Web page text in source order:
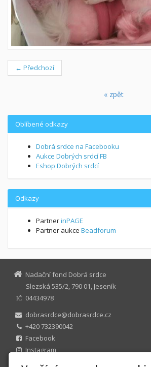
← Předchozí
« zpět
Oblíbené odkazy
Dobrá srdce na Facebooku
Aukce Dobrých srdcí FB
Eshop Dobrých srdcí
Odkazy
PartnerinPAGE
Partner aukce Beadforum
Nadační fond Dobrá srdce
Slezská 535/2, 790 01, Jeseník
IČ
04434978
dobrasrdce@dobrasrdce.cz
+420 732390042
Facebook
Instagram